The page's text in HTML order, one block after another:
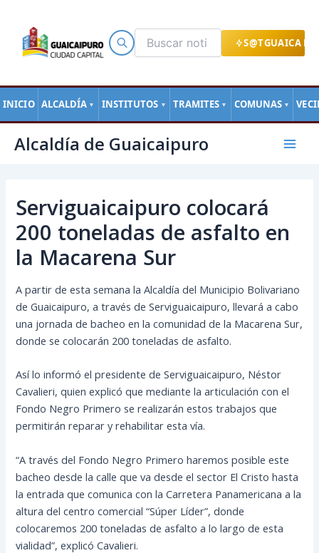
S@TGUAICA
INICIO ALCALDÍA ▼ INSTITUTOS ▼ TRAMITES ▼ COMUNAS ▼
contenido
Alcaldía de Guaicaipuro
Main
Serviguaicaipuro colocará
200 toneladas de asfalto en
la Macarena Sur
A partir de esta semana la Alcaldía del Municipio Bolivariano
de Guaicaipuro, a través de Serviguaicaipuro, llevará a cabo
una jornada de bacheo en la comunidad de la Macarena Sur,
donde se colocarán 200 toneladas de asfalto.
Así lo informó el presidente de Serviguaicaipuro, Néstor
Cavalieri, quien explicó que mediante la articulación con el
Fondo Negro Primero se realizarán estos trabajos que
permitirán reparar y rehabilitar esta vía.
“A través del Fondo Negro Primero haremos posible este
bacheo desde la calle que va desde el sector El Cristo hasta
la entrada que comunica con la Carretera Panamericana a la
altura del centro comercial “Súper Líder”, donde
colocaremos 200 toneladas de asfalto a lo largo de esta
vialidad”, explicó Cavalieri.
de